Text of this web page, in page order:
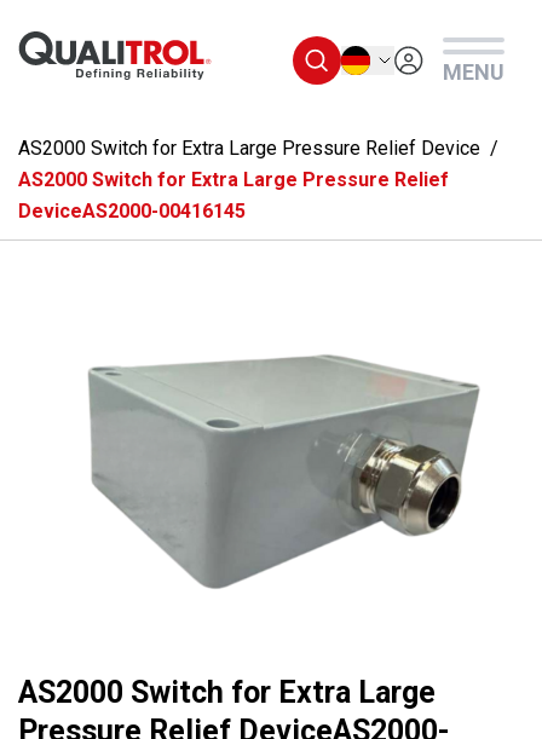
Deutsch
MENU
AS2000 Switch for Extra Large Pressure Relief Device
AS2000 Switch for Extra Large Pressure Relief
DeviceAS2000-00416145
AS2000 Switch for Extra Large
Pressure Relief DeviceAS2000-